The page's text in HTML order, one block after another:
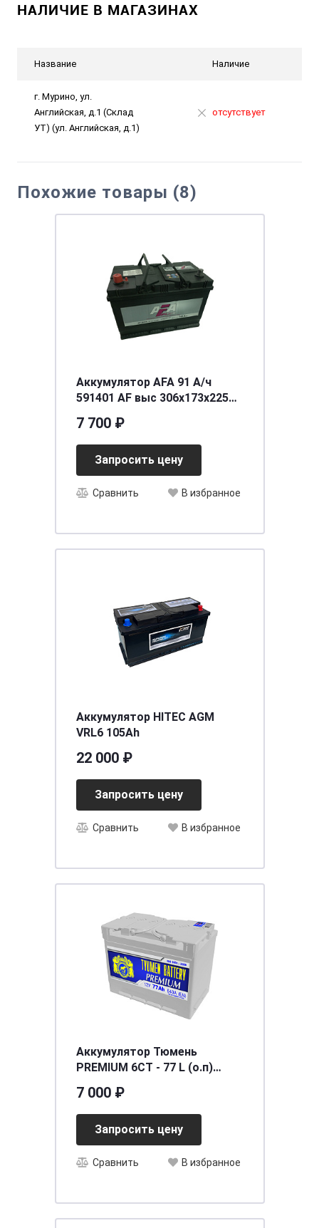
НАЛИЧИЕ В МАГАЗИНАХ
Название Наличие
г. Мурино, ул.
Английская, д.1 (Склад
УТ) (ул. Английская, д.1)
отсутствует
Похожие товары (8)
Аккумулятор AFA 91 А/ч
591401 AF выс 306x173x225
7 700 ₽
Запросить цену
Сравнить В избранное
Аккумулятор HITEC AGM
VRL6 105Ah
22 000 ₽
Запросить цену
Сравнить В избранное
Аккумулятор Тюмень
PREMIUM 6СТ - 77 L (о.п)
7 000 ₽
Запросить цену
Сравнить В избранное